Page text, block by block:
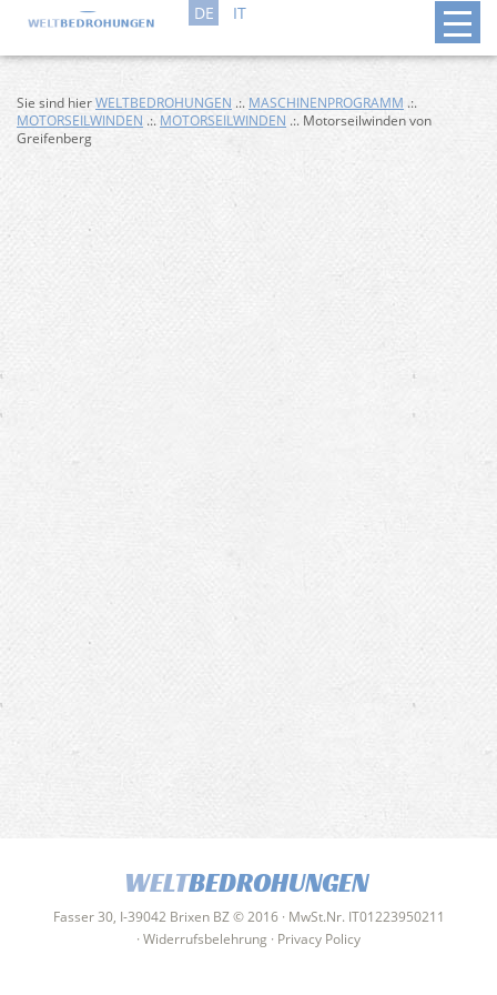
DE IT
Sie sind hierWELTBEDROHUNGEN .:. MASCHINENPROGRAMM .:.
MOTORSEILWINDEN .:. MOTORSEILWINDEN .:. Motorseilwinden von
Greifenberg
WELTBEDROHUNGEN
Fasser 30, I-39042 Brixen BZ © 2016 · MwSt.Nr. IT01223950211
· Widerrufsbelehrung · Privacy Policy